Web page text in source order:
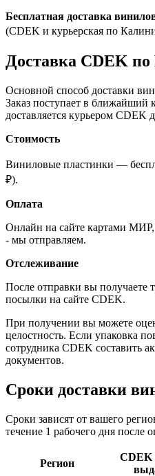
Бесплатная доставка
(CDEK и курьерская по
Доставка CDEK по
Основной способ доставки
Заказ поступает в
доставляется курьером CDEK
Стоимость
Виниловые пластинки —
₽).
Оплата
Онлайн на сайте картами
- мы отправляем.
Отслеживание
После отправки вы получаете
посылки на сайте CDEK.
При получении вы можете
целостность. Если упаковка
сотрудника CDEK составить
документов.
Сроки доставки
Сроки зависят от вашего
течение 1 рабочего дня после
Регион
CDEK